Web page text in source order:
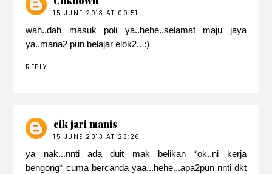
15 JUNE 2013 AT 09:51
wah..dah masuk poli ya..hehe..selamat maju jaya
ya..mana2 pun belajar elok2.. :)
REPLY
cik jari manis
15 JUNE 2013 AT 23:26
ya nak...nnti ada duit mak belikan *ok..ni kerja
bengong* cuma bercanda yaa...hehe...apa2pun nnti dkt